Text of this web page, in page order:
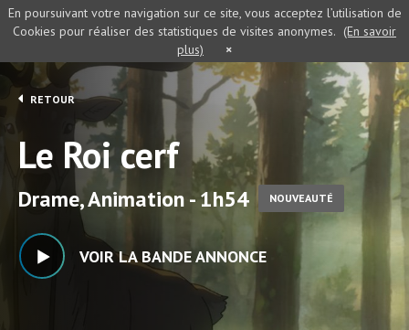
RETOUR
Le Roi cerf
Drame, Animation - 1h54 NOUVEAUTÉ
VOIR LA BANDE ANNONCE
En poursuivant votre navigation sur ce site, vous acceptez l’utilisation de
Cookies pour réaliser des statistiques de visites anonymes. (En savoir
plus)
×